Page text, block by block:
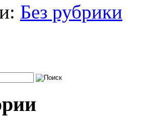
Без рубрики